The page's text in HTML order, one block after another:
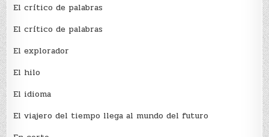
El crí­tico de palabras
El crí­tico de palabras
El explorador
El hilo
El idioma
El viajero del tiempo llega al mundo del futuro